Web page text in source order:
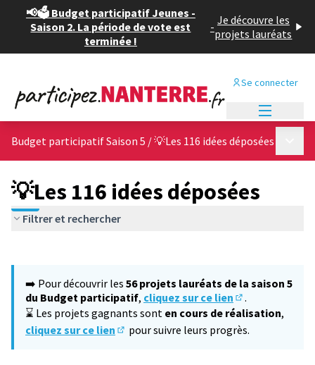
📢🗳️ Budget participatif Jeunes -
Saison 2. La période de vote est
terminée !
- Je découvre les
projets lauréats
Se connecter
Budget participatif Saison 5 /💡Les 116 idées déposées
💡Les 116 idées déposées
Filtrer et rechercher
−
➡️ Pour découvrir les 56 projets lauréats de la saison 5
du Budget participatif, cliquez sur ce lien
(S'ouvre dans
.
⌛ Les projets gagnants sont en cours de réalisation,
cliquez sur ce lien
pour suivre leurs progrès.